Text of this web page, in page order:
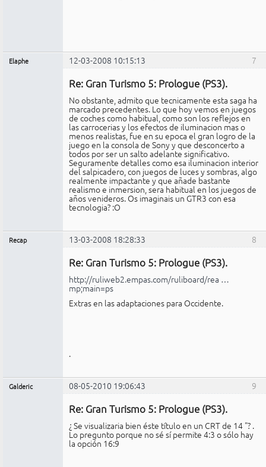
7
Elaphe 12-03-2008 10:15:13
Re: Gran Turismo 5: Prologue (PS3).
No obstante, admito que tecnicamente esta saga ha
marcado precedentes. Lo que hoy vemos en juegos
de coches como habitual, como son los reflejos en
las carrocerias y los efectos de iluminacion mas o
menos realistas, fue en su epoca el gran logro de la
juego en la consola de Sony y que desconcerto a
todos por ser un salto adelante significativo.
Seguramente detalles como esa iluminacion interior
del salpicadero, con juegos de luces y sombras, algo
realmente impactante y que añade bastante
realismo e inmersion, sera habitual en los juegos de
años venideros. Os imaginais un GTR3 con esa
tecnologia? :O
8
Recap 13-03-2008 18:28:33
Re: Gran Turismo 5: Prologue (PS3).
http://ruliweb2.empas.com/ruliboard/rea …
mp;main=ps
Extras en las adaptaciones para Occidente.
.
9
Galderic 08-05-2010 19:06:43
Re: Gran Turismo 5: Prologue (PS3).
¿ Se visualizaria bien éste título en un CRT de 14 "? .
Lo pregunto porque no sé sí permite 4:3 o sólo hay
la opción 16:9